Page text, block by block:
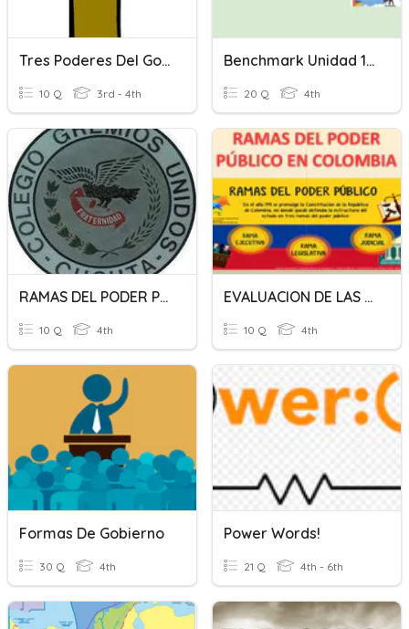
Tres Poderes Del Gobierno
10 Q 3rd - 4th
Benchmark Unidad 1: “El Gobierno En Acción”
20 Q 4th
RAMAS DEL PODER PÚBLICO
10 Q 4th
EVALUACION DE LAS RAMAS DEL PODER PUBLICO
10 Q 4th
Formas De Gobierno
30 Q 4th
Power Words!
21 Q 4th - 6th